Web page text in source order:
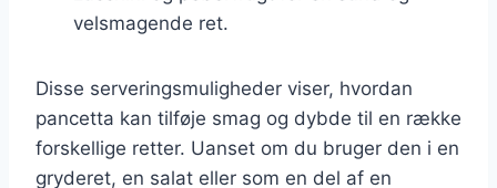
velsmagende ret.
Disse serveringsmuligheder viser, hvordan
pancetta kan tilføje smag og dybde til en række
forskellige retter. Uanset om du bruger den i en
gryderet, en salat eller som en del af en